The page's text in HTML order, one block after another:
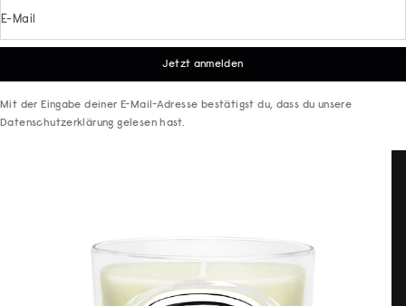
E-Mail
Jetzt anmelden
Mit der Eingabe deiner E-Mail-Adresse bestätigst du, dass du unsere
Datenschutzerklärung gelesen hast.